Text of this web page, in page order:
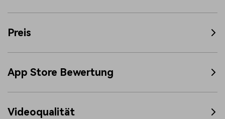
Preis
App Store Bewertung
Videoqualität